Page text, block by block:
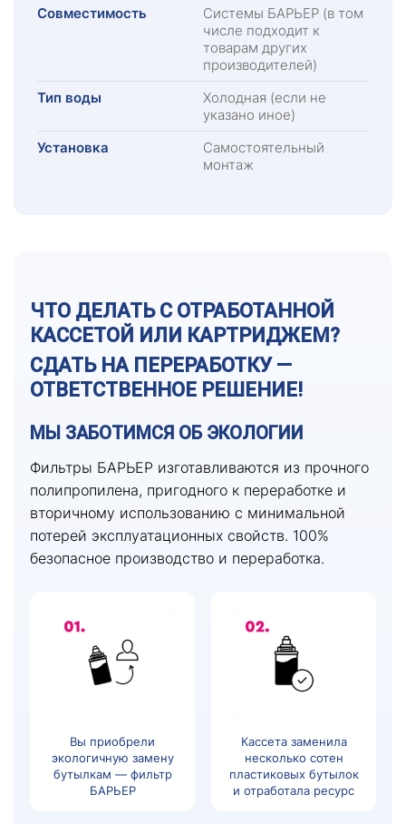
Совместимость
Системы БАРЬЕР (в том
числе подходит к
товарам других
производителей)
Тип воды
Холодная (если не
указано иное)
Установка
Самостоятельный
монтаж
ЧТО ДЕЛАТЬ С ОТРАБОТАННОЙ
КАССЕТОЙ ИЛИ КАРТРИДЖЕМ?
СДАТЬ НА ПЕРЕРАБОТКУ —
ОТВЕТСТВЕННОЕ РЕШЕНИЕ!
МЫ ЗАБОТИМСЯ ОБ ЭКОЛОГИИ
Фильтры БАРЬЕР изготавливаются из прочного
полипропилена, пригодного к переработке и
вторичному использованию с минимальной
потерей эксплуатационных свойств. 100%
безопасное производство и переработка.
Вы приобрели
экологичную замену
бутылкам — фильтр
БАРЬЕР
Кассета заменила
несколько сотен
пластиковых бутылок
и отработала ресурс